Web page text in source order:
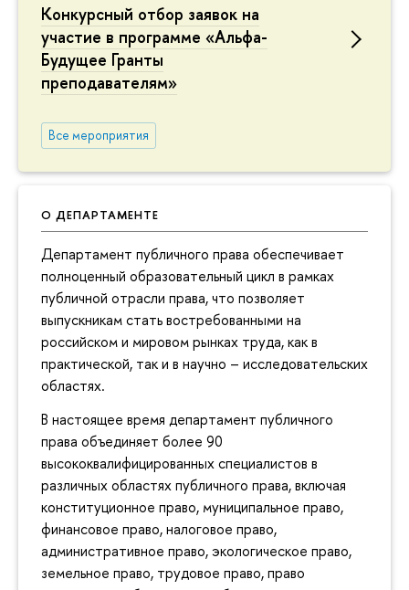
Конкурсный отбор заявок на
участие в программе «Альфа-
Будущее Гранты
преподавателям»
Все мероприятия
О ДЕПАРТАМЕНТЕ
Департамент публичного права обеспечивает
полноценный образовательный цикл в рамках
публичной отрасли права, что позволяет
выпускникам стать востребованными на
российском и мировом рынках труда, как в
практической, так и в научно – исследовательских
областях.
В настоящее время департамент публичного
права объединяет более 90
высококвалифицированных специалистов в
различных областях публичного права, включая
конституционное право, муниципальное право,
финансовое право, налоговое право,
административное право, экологическое право,
земельное право, трудовое право, право